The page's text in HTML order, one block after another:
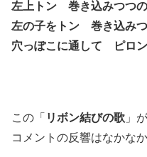
左上トン 巻き込みつつの
左の子をトン 巻き込み
穴っぽこに通して ピロ
この「 リボン結びの歌 」
コメントの反響はなかなか